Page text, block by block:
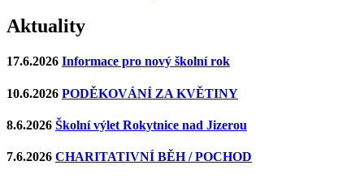
Aktuality
17.6.2026 Informace pro nový školní rok
10.6.2026 PODĚKOVÁNÍ ZA KVĚTINY
8.6.2026 Školní výlet Rokytnice nad Jizerou
7.6.2026 CHARITATIVNÍ BĚH / POCHOD